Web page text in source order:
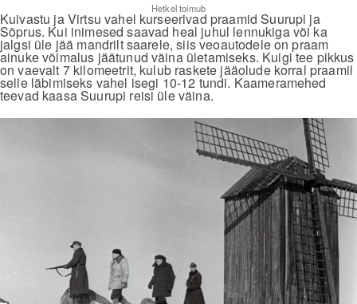
Hetkel toimub
Kuivastu ja Virtsu vahel kurseerivad praamid Suurupi ja
Sõprus. Kui inimesed saavad heal juhul lennukiga või ka
jalgsi üle jää mandrilt saarele, siis veoautodele on praam
ainuke võimalus jäätunud väina ületamiseks. Kuigi tee pikkus
on vaevalt 7 kilomeetrit, kulub raskete jääolude korral praamil
selle läbimiseks vahel isegi 10-12 tundi. Kaameramehed
teevad kaasa Suurupi reisi üle väina.